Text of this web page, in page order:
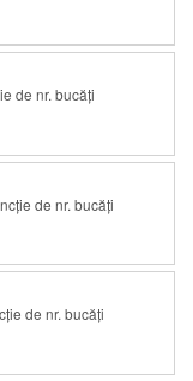
de nr. bucăți
de nr. bucăți
de nr. bucăți